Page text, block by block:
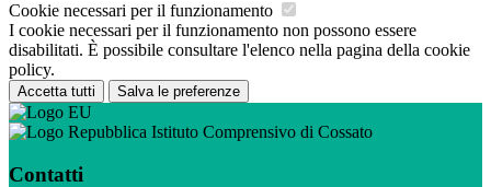
Cookie necessari per il funzionamento
I cookie necessari per il funzionamento non possono essere
disabilitati. È possibile consultare l'elenco nella pagina della cookie
policy.
Accetta tutti Salva le preferenze
Istituto Comprensivo di Cossato
Contatti